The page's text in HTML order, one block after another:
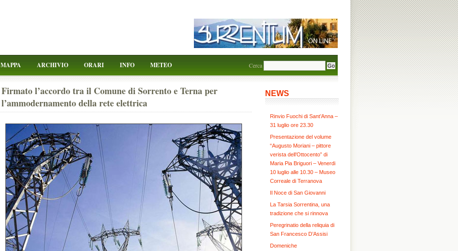
MAPPA ARCHIVIO ORARI INFO METEO Cerca
Firmato l’accordo tra il Comune di Sorrento e Terna per
l’ammodernamento della rete elettrica
NEWS
Rinvio Fuochi di Sant’Anna –
31 luglio ore 23.30
Presentazione del volume
“Augusto Moriani – pittore
verista dell’Ottocento” di
Maria Pia Briguori – Venerdi
10 luglio alle 10.30 – Museo
Correale di Terranova
Il Noce di San Giovanni
La Tarsia Sorrentina, una
tradizione che si rinnova
Peregrinatio della reliquia di
San Francesco D’Assisi
Domeniche